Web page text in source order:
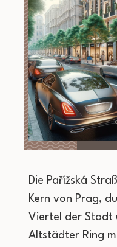
Die Pařížská
Kern von Prag,
Viertel der Stadt
Altstädter Ring